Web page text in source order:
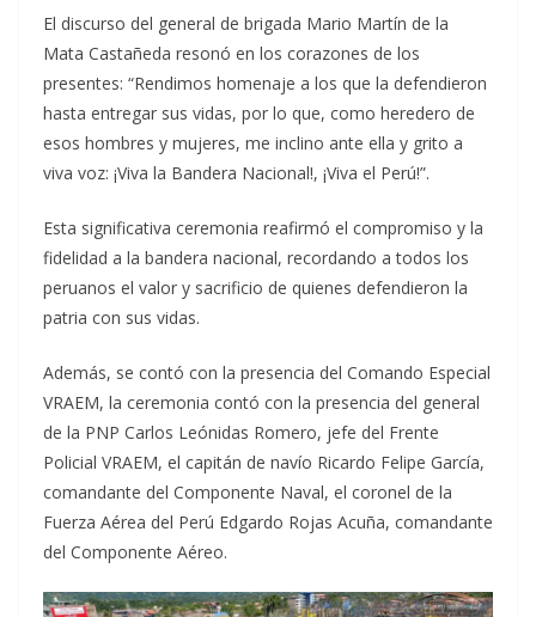
El discurso del general de brigada Mario Martín de la
Mata Castañeda resonó en los corazones de los
presentes: “Rendimos homenaje a los que la defendieron
hasta entregar sus vidas, por lo que, como heredero de
esos hombres y mujeres, me inclino ante ella y grito a
viva voz: ¡Viva la Bandera Nacional!, ¡Viva el Perú!”.
Esta significativa ceremonia reafirmó el compromiso y la
fidelidad a la bandera nacional, recordando a todos los
peruanos el valor y sacrificio de quienes defendieron la
patria con sus vidas.
Además, se contó con la presencia del Comando Especial
VRAEM, la ceremonia contó con la presencia del general
de la PNP Carlos Leónidas Romero, jefe del Frente
Policial VRAEM, el capitán de navío Ricardo Felipe García,
comandante del Componente Naval, el coronel de la
Fuerza Aérea del Perú Edgardo Rojas Acuña, comandante
del Componente Aéreo.